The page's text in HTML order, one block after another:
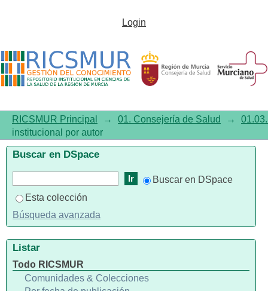
Listar 01.03. Documentación
Gil, Esther"
Login
RICSMUR Principal → 01. Consejería de Salud →
institucional por autor
Buscar en DSpace
Buscar en DSpace
Esta colección
Búsqueda avanzada
Listar
Todo RICSMUR
Comunidades & Colecciones